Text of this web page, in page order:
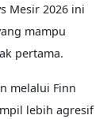
Mesir 2026 ini
mampu
pertama.
melalui Finn
lebih agresif